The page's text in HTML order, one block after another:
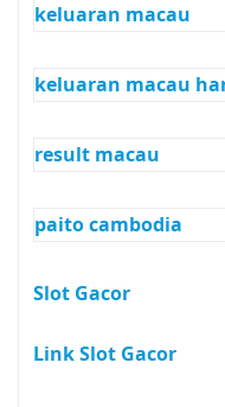
keluaran macau
keluaran macau
result macau
paito cambodia
Slot Gacor
Link Slot Gacor